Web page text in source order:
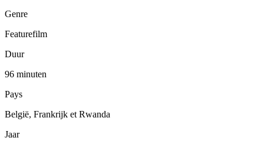
Genre
Featurefilm
Duur
96 minuten
Pays
België, Frankrijk et Rwanda
Jaar